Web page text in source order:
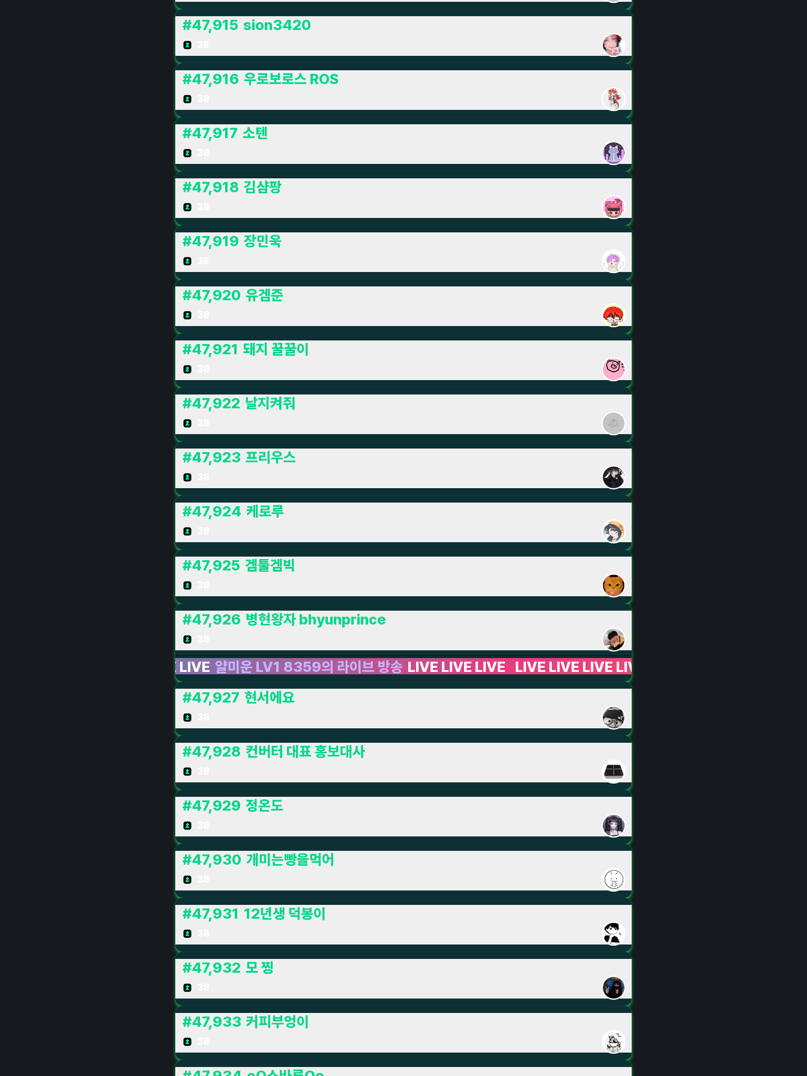
#47,915 sion3420
#47,916 우로보로스 ROS
#47,917 소텐
#47,918 김샴팡
#47,919 장민욱
#47,920 유겜준
#47,921 돼지 꿀꿀이
#47,922 날지켜줘
#47,923 프리우스
#47,924 케로루
#47,925 겜툴겜빅
#47,926 병현왕자 bhyunprince
얄미운 LV1 8359의 라이브 방송 LIVE LIVE LIVE
LIVE LIVE LIVE LIVE LIVE LIVE LIVE LIVE LIVE LIVE LIVE LIVE
#47,927 현서에요
#47,928 컨버터 대표 홍보대사
#47,929 정온도
#47,930 개미는빵을먹어
#47,931 12년생 덕봉이
#47,932 모 찡
#47,933 커피부엉이